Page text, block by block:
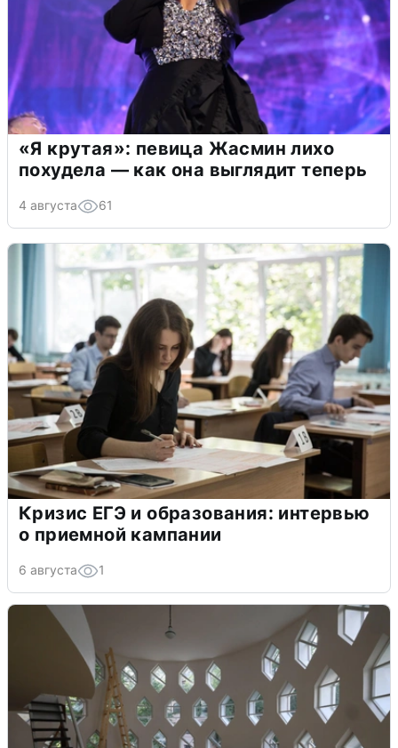
«Я крутая»: певица Жасмин лихо
похудела — как она выглядит теперь
4 августа 61
Кризис ЕГЭ и образования: интервью
о приемной кампании
6 августа 1